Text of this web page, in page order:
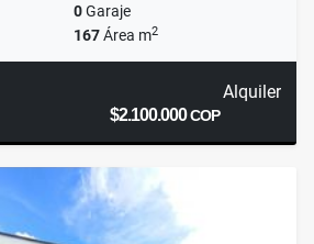
0Garaje
167Área m2
Alquiler
$2.100.000COP